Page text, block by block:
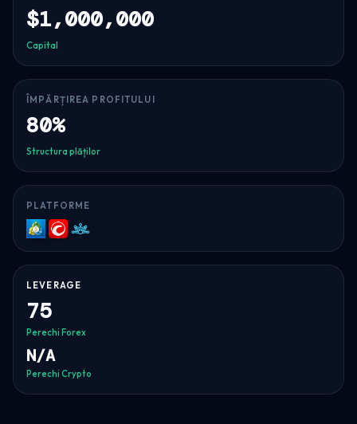
$1,000,000
Capital
ÎMPĂRȚIREA PROFITULUI
80%
Structura plăților
PLATFORME
MT5cTrader
Match-
Trader
LEVERAGE
75
Perechi Forex
N/A
Perechi Crypto